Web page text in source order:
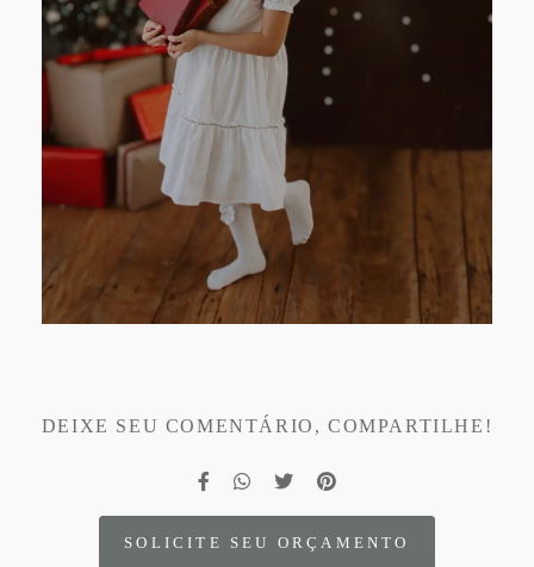
DEIXE SEU COMENTÁRIO, COMPARTILHE!
SOLICITE SEU ORÇAMENTO